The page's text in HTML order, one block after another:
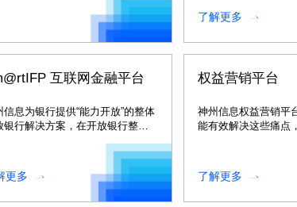
了解更多
互联网金融平台
信息为银行提供“能力开放”的整体
银行解决方案，在开放银行整体
更多
权益营销平台
神州信息权益营销平
能有效解决这些痛点
了解更多